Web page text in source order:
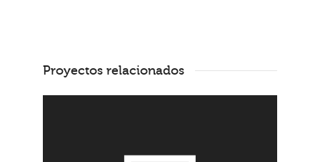
Proyectos relacionados